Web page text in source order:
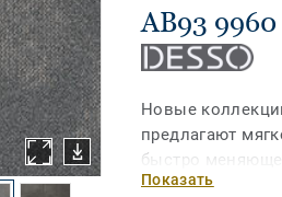
AB93
Новые
предлагают
быстро
специально для
Показать